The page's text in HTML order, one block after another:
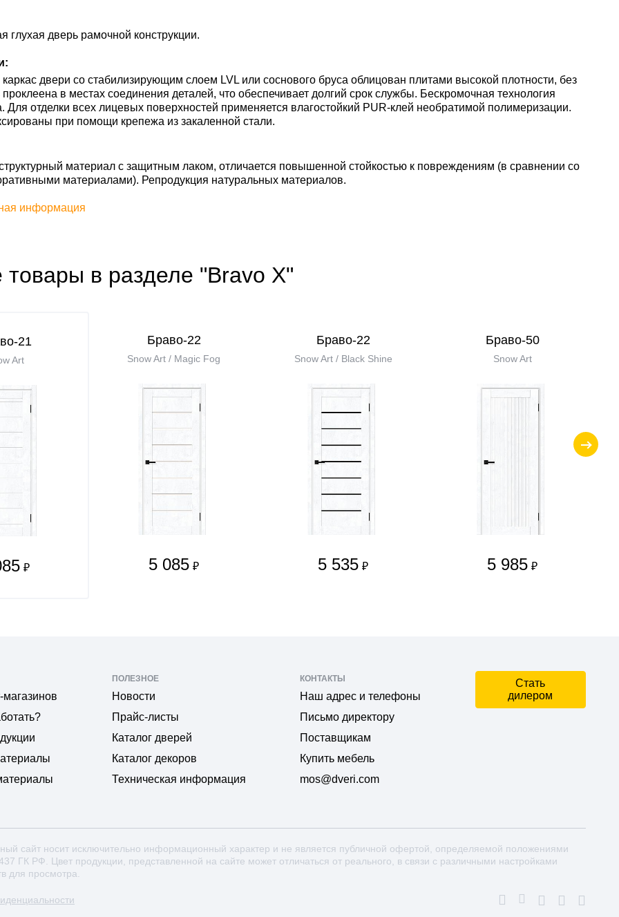
глухая дверь рамочной конструкции.
двери со стабилизирующим слоем LVL или соснового бруса облицован плитами высокой плотности, без
проклеена в местах соединения деталей, что обеспечивает долгий срок службы. Бескромочная технология
Для отделки всех лицевых поверхностей применяется влагостойкий PUR-клей необратимой полимеризации.
при помощи крепежа из закаленной стали.
материал с защитным лаком, отличается повышенной стойкостью к повреждениям (в сравнении со
материалами). Репродукция натуральных материалов.
информация
товары в разделе "Bravo X"
21
Art
₽
Браво-22
Snow Art / Magic Fog
5 085 ₽
Браво-22
Snow Art / Black Shine
5 535 ₽
Браво-50
Snow Art
5 985 ₽
магазинов
ПОЛЕЗНОЕ
Новости
Прайс-листы
Каталог дверей
Каталог декоров
Техническая информация
КОНТАКТЫ
Наш адрес и телефоны
Письмо директору
Поставщикам
Купить мебель
mos@dveri.com
Стать
дилером
сайт носит исключительно информационный характер и не является публичной офертой, определяемой положениями
ГК РФ. Цвет продукции, представленной на сайте может отличаться от реального, в связи с различными настройками
для просмотра.